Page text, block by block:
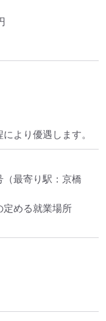
より優遇します。
（最寄り駅：京橋
める就業場所